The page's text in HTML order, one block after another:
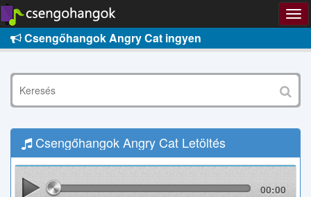
Csengőhangok Angry Cat ingyen
Csengőhangok Angry Cat Letöltés
00:00